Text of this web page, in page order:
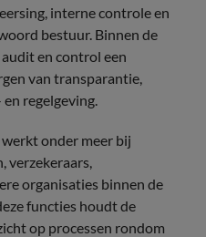
interne controle en
bestuur. Binnen de
en control een
van transparantie,
regelgeving.
onder meer bij
verzekeraars,
organisaties binnen de
functies houdt de
op processen rondom